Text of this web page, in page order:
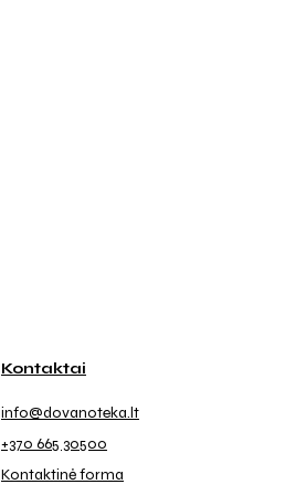
Kontaktai
info@dovanoteka.lt
+370 665 30500
Kontaktinė forma